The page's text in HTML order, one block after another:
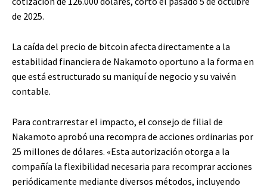
de 2025.
La caída del precio de bitcoin afecta directamente a la
estabilidad financiera de Nakamoto oportuno a la forma en
que está estructurado su maniquí de negocio y su vaivén
contable.
Para contrarrestar el impacto, el consejo de filial de
Nakamoto aprobó una recompra de acciones ordinarias por
25 millones de dólares. «Esta autorización otorga a la
compañía la flexibilidad necesaria para recomprar acciones
periódicamente mediante diversos métodos, incluyendo